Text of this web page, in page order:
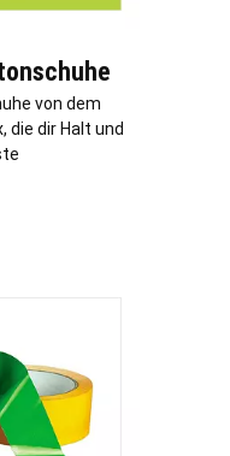
von dem
die dir Halt und